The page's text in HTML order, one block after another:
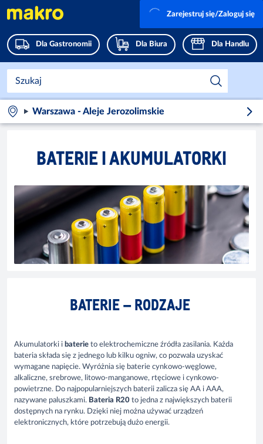
Dla Gastronomii Dla Biura Dla Handlu
Zarejestruj się/Zaloguj się
Warszawa - Aleje Jerozolimskie
BATERIE I AKUMULATORKI
BATERIE – RODZAJE
Akumulatorki i baterie to elektrochemiczne źródła zasilania. Każda
bateria składa się z jednego lub kilku ogniw, co pozwala uzyskać
wymagane napięcie. Wyróżnia się baterie cynkowo-węglowe,
alkaliczne, srebrowe, litowo-manganowe, rtęciowe i cynkowo-
powietrzne. Do najpopularniejszych baterii zalicza się AA i AAA,
nazywane paluszkami. Bateria R20 to jedna z największych baterii
dostępnych na rynku. Dzięki niej można używać urządzeń
elektronicznych, które potrzebują dużo energii.